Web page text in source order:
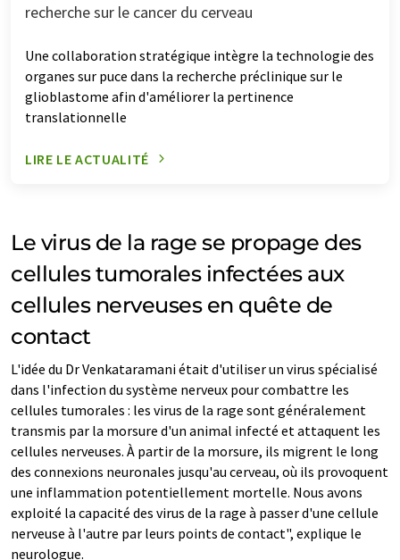
recherche sur le cancer du cerveau
Une collaboration stratégique intègre la technologie des
organes sur puce dans la recherche préclinique sur le
glioblastome afin d'améliorer la pertinence
translationnelle
LIRE LE ACTUALITÉ
Le virus de la rage se propage des
cellules tumorales infectées aux
cellules nerveuses en quête de
contact
L'idée du Dr Venkataramani était d'utiliser un virus spécialisé
dans l'infection du système nerveux pour combattre les
cellules tumorales : les virus de la rage sont généralement
transmis par la morsure d'un animal infecté et attaquent les
cellules nerveuses. À partir de la morsure, ils migrent le long
des connexions neuronales jusqu'au cerveau, où ils provoquent
une inflammation potentiellement mortelle. Nous avons
exploité la capacité des virus de la rage à passer d'une cellule
nerveuse à l'autre par leurs points de contact", explique le
neurologue.